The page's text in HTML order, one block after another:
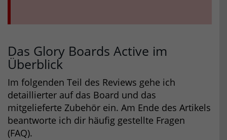
Das Glory Boards Active im
Überblick
Im folgenden Teil des Reviews gehe ich
detaillierter auf das Board und das
mitgelieferte Zubehör ein. Am Ende des Artikels
beantworte ich dir häufig gestellte Fragen
(FAQ).